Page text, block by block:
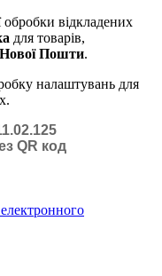
відкладених
для товарів,
Нової Пошти.
налаштувань для
QR код